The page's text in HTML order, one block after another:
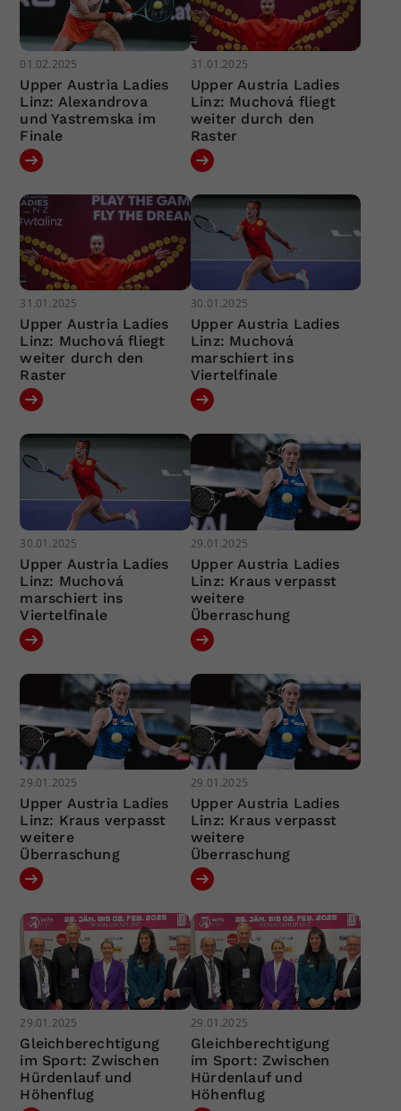
01.02.2025
Upper Austria Ladies
Linz: Alexandrova
und Yastremska im
Finale
31.01.2025
Upper Austria Ladies
Linz: Muchová fliegt
weiter durch den
Raster
31.01.2025
Upper Austria Ladies
Linz: Muchová fliegt
weiter durch den
Raster
30.01.2025
Upper Austria Ladies
Linz: Muchová
marschiert ins
Viertelfinale
30.01.2025
Upper Austria Ladies
Linz: Muchová
marschiert ins
Viertelfinale
29.01.2025
Upper Austria Ladies
Linz: Kraus verpasst
weitere
Überraschung
29.01.2025
Upper Austria Ladies
Linz: Kraus verpasst
weitere
Überraschung
29.01.2025
Upper Austria Ladies
Linz: Kraus verpasst
weitere
Überraschung
29.01.2025
Gleichberechtigung
im Sport: Zwischen
Hürdenlauf und
Höhenflug
29.01.2025
Gleichberechtigung
im Sport: Zwischen
Hürdenlauf und
Höhenflug